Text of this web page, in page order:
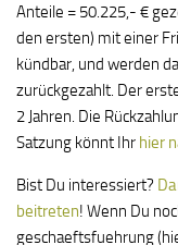
Anteile = 50.225,- €
den ersten) mit einer
kündbar, und werden
zurückgezahlt. Der
2 Jahren. Die
Satzung könnt Ihr hier
Bist Du interessiert?
beitreten! Wenn Du
geschaeftsfuehrung